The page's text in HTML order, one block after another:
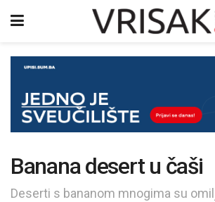
Banana desert u čaši
Deserti s bananom mnogima su